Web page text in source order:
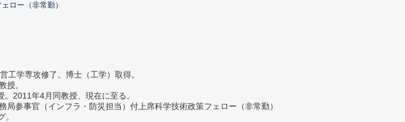
ロー（非常勤）
工学専攻修了。博士（工学）取得。
授。
2011年4月同教授、現在に至る。
参事官（インフラ・防災担当）付上席科学技術政策フェロー（非常勤）